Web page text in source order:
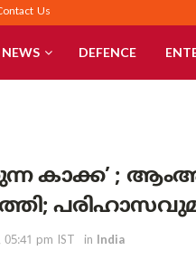
Us
NEWS DEFENCE
കാക്ക’ ;
05:41 pm IST in India